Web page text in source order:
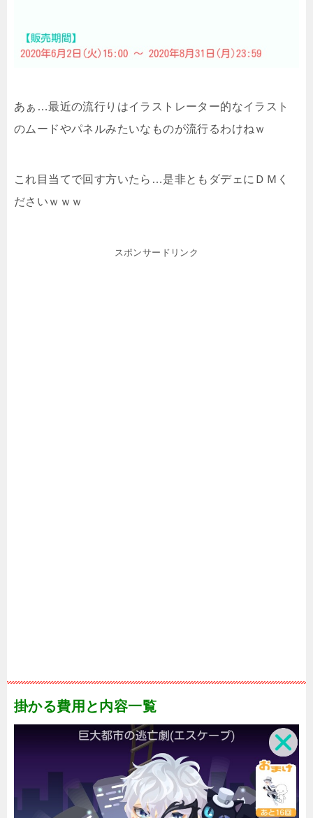
あぁ…最近の流行りはイラストレーター的なイラスト
のムードやパネルみたいなものが流行るわけねｗ
これ目当てで回す方いたら…是非ともダデェにＤＭく
ださいｗｗｗ
スポンサードリンク
掛かる費用と内容一覧